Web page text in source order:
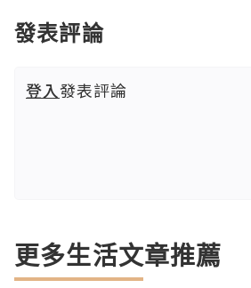
發表評論
登入發表評論
更多生活文章推薦